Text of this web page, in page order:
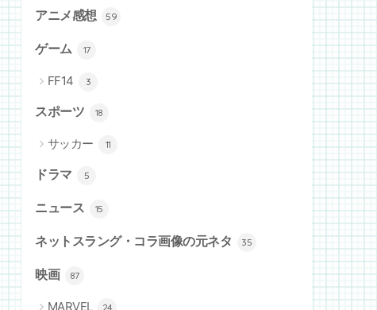
アニメ感想 59
ゲーム 17
FF14 3
スポーツ 18
サッカー 11
ドラマ 5
ニュース 15
ネットスラング・コラ画像の元ネタ 35
映画 87
MARVEL 24